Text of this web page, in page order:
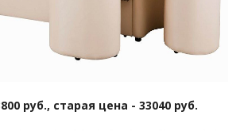
руб., старая цена - 33040 руб.